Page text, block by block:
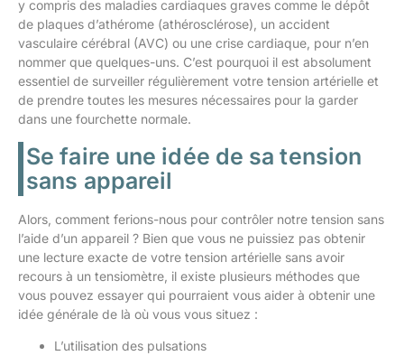
y compris des maladies cardiaques graves comme le dépôt
de plaques d’athérome (athérosclérose), un accident
vasculaire cérébral (AVC) ou une crise cardiaque, pour n’en
nommer que quelques-uns. C’est pourquoi il est absolument
essentiel de surveiller régulièrement votre tension artérielle et
de prendre toutes les mesures nécessaires pour la garder
dans une fourchette normale.
Se faire une idée de sa tension
sans appareil
Alors, comment ferions-nous pour contrôler notre tension sans
l’aide d’un appareil ? Bien que vous ne puissiez pas obtenir
une lecture exacte de votre tension artérielle sans avoir
recours à un tensiomètre, il existe plusieurs méthodes que
vous pouvez essayer qui pourraient vous aider à obtenir une
idée générale de là où vous vous situez :
L’utilisation des pulsations